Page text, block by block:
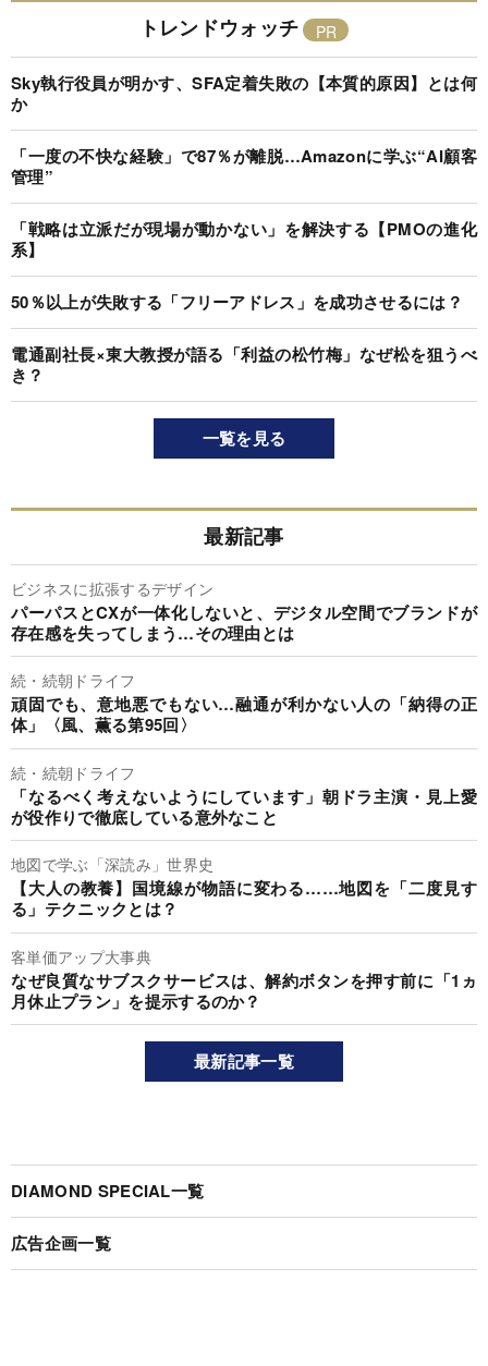
トレンドウォッチ
Sky執行役員が明かす、SFA定着失敗の【本質的原因】とは何
か
「一度の不快な経験」で87％が離脱…Amazonに学ぶ“AI顧客
管理”
「戦略は立派だが現場が動かない」を解決する【PMOの進化
系】
50％以上が失敗する「フリーアドレス」を成功させるには？
電通副社長×東大教授が語る「利益の松竹梅」なぜ松を狙うべ
き？
一覧を見る
最新記事
ビジネスに拡張するデザイン
パーパスとCXが一体化しないと、デジタル空間でブランドが
存在感を失ってしまう…その理由とは
続・続朝ドライフ
頑固でも、意地悪でもない…融通が利かない人の「納得の正
体」〈風、薫る第95回〉
続・続朝ドライフ
「なるべく考えないようにしています」朝ドラ主演・見上愛
が役作りで徹底している意外なこと
地図で学ぶ「深読み」世界史
【大人の教養】国境線が物語に変わる……地図を「二度見す
る」テクニックとは？
客単価アップ大事典
なぜ良質なサブスクサービスは、解約ボタンを押す前に「1ヵ
月休止プラン」を提示するのか？
最新記事一覧
DIAMOND SPECIAL一覧
広告企画一覧